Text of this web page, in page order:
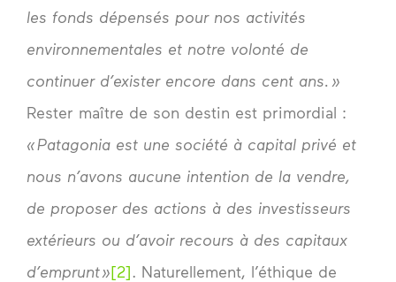
les fonds dépensés pour nos activités
environnementales et notre volonté de
continuer d’exister encore dans cent ans. »
Rester maître de son destin est primordial :
« Patagonia est une société à capital privé et
nous n’avons aucune intention de la vendre,
de proposer des actions à des investisseurs
extérieurs ou d’avoir recours à des capitaux
d’emprunt »[2]. Naturellement, l’éthique de